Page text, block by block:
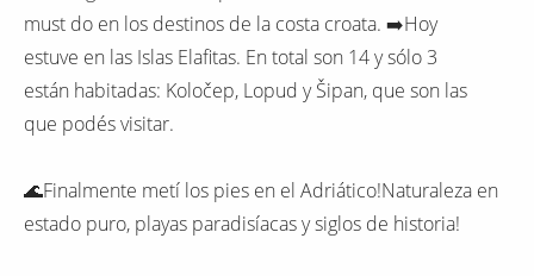
must do en los destinos de la costa croata. ➡️Hoy
estuve en las Islas Elafitas. En total son 14 y sólo 3
están habitadas: Koločep, Lopud y Šipan, que son las
que podés visitar.
🌊Finalmente metí los pies en el Adriático!Naturaleza en
estado puro, playas paradisíacas y siglos de historia!